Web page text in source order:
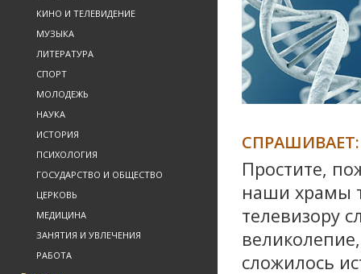
КИНО И ТЕЛЕВИДЕНИЕ
МУЗЫКА
ЛИТЕРАТУРА
СПОРТ
МОЛОДЕЖЬ
НАУКА
ИСТОРИЯ
ПСИХОЛОГИЯ
ГОСУДАРСТВО И ОБЩЕСТВО
ЦЕРКОВЬ
МЕДИЦИНА
ЗАНЯТИЯ И УВЛЕЧЕНИЯ
РАБОТА
СПРАШИВАЕТ:
Простите,
наши храмы
телевизору
сложилось